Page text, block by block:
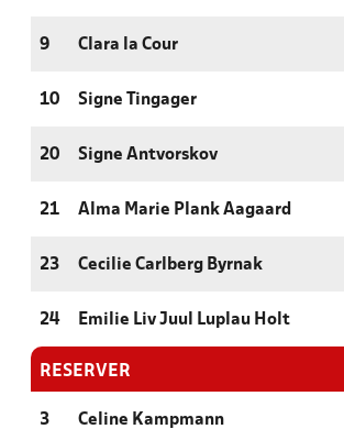
9 Clara la Cour
10 Signe Tingager
20 Signe Antvorskov
21 Alma Marie Plank Aagaard
23 Cecilie Carlberg Byrnak
24 Emilie Liv Juul Luplau Holt
RESERVER
3 Celine Kampmann